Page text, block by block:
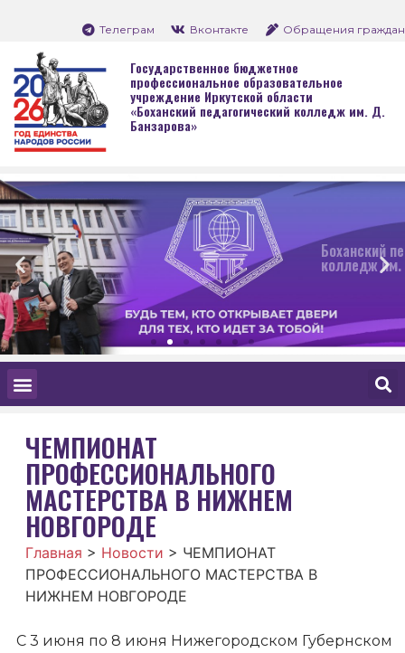
Телеграм Вконтакте Обращения граждан
Государственное бюджетное
профессиональное образовательное
учреждение Иркутской области
«Боханский педагогический колледж им. Д.
Банзарова»
Боханский педагогический
колледж им. Д. Банзарова
ЧЕМПИОНАТ
ПРОФЕССИОНАЛЬНОГО
МАСТЕРСТВА В НИЖНЕМ
НОВГОРОДЕ
Главная > Новости > ЧЕМПИОНАТ
ПРОФЕССИОНАЛЬНОГО МАСТЕРСТВА В
НИЖНЕМ НОВГОРОДЕ
С 3 июня по 8 июня Нижегородском Губернском